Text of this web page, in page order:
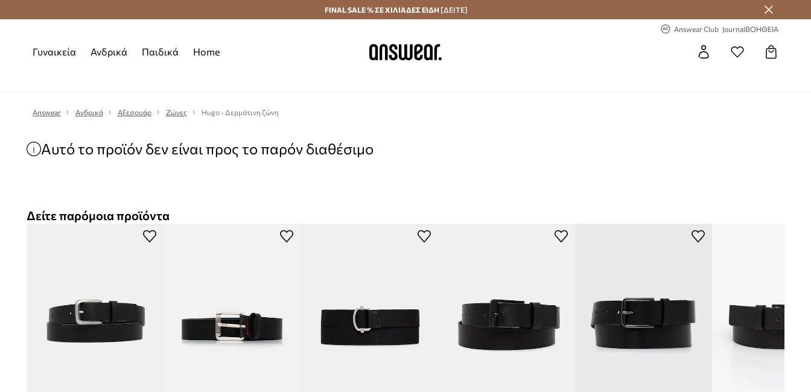
Αποστολή σε 24 ώρες Εξοικονομήστε με το Answear Club
FINAL SALE % ΣΕ ΧΙΛΙΑΔΕΣ ΕΙΔΗ [ΔΕΙΤΕ]
Answear Club JournalΒΟΗΘΕΙΑ
Γυναικεία Ανδρικά Παιδικά Home
Answear Ανδρικά Αξεσουάρ Ζώνες Hugo - Δερμάτινη ζώνη
Αυτό το προϊόν δεν είναι προς το παρόν διαθέσιμο
Δείτε παρόμοια προϊόντα